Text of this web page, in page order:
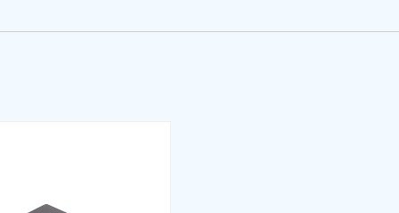
ve parka gidiş süresi
sahip asansörlerin ilk ve son durak ayarlarının